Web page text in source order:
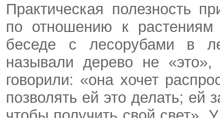
Практическая полезность
по отношению к
беседе с лесорубами в
называли дерево не
говорили: «она хочет
позволять ей это делать; ей